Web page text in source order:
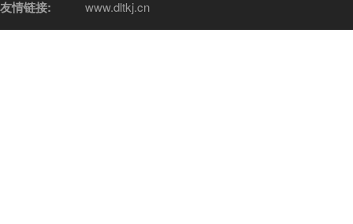
友情链接: www.dltkj.cn